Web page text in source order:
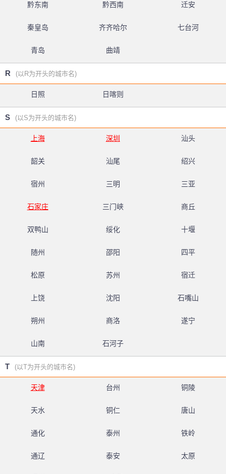
黔东南 黔西南 迁安
秦皇岛 齐齐哈尔 七台河
青岛 曲靖
R (以R为开头的城市名)
日照 日喀则
S (以S为开头的城市名)
上海 深圳 汕头
韶关 汕尾 绍兴
宿州 三明 三亚
石家庄 三门峡 商丘
双鸭山 绥化 十堰
随州 邵阳 四平
松原 苏州 宿迁
上饶 沈阳 石嘴山
朔州 商洛 遂宁
山南 石河子
T (以T为开头的城市名)
天津 台州 铜陵
天水 铜仁 唐山
通化 泰州 铁岭
通辽 泰安 太原